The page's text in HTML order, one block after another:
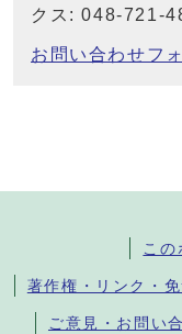
クス: 048-721-
お問い合わせフ
この
著作権・リンク・
ご意見・お問い